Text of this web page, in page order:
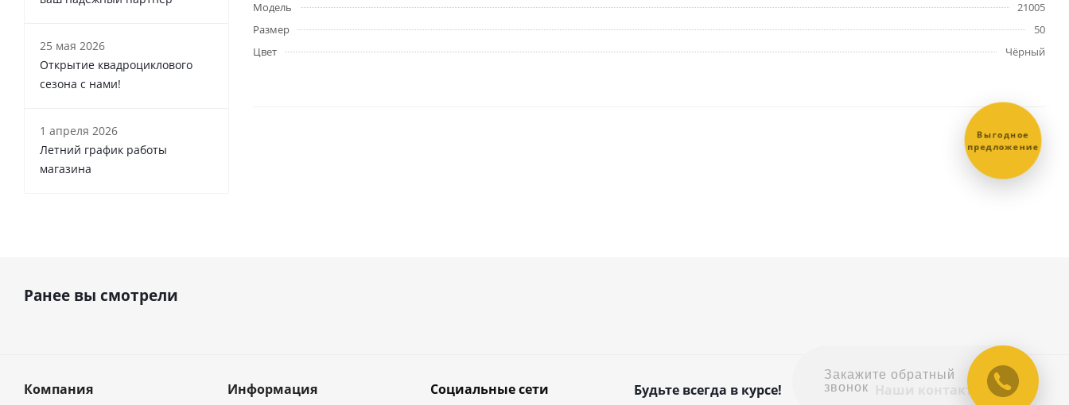
Модель
21005
Размер
50
Цвет
Чёрный
25 мая 2026
Открытие квадроциклового
сезона с нами!
1 апреля 2026
Летний график работы
магазина
Ранее вы смотрели
Компания Информация Социальные сети Будьте всегда в курсе! Наши контакты
Выгодное
предложение
Закажите обратный
звонок